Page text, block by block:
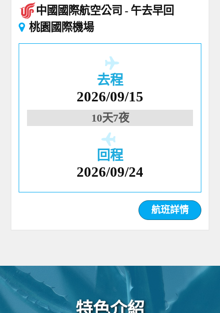
中國國際航空公司
午去早回
桃園國際機場
去程
2026/09/15
10天7夜
回程
2026/09/24
航班詳情